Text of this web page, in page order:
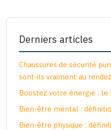
Derniers articles
Chaussures de sécurité
sont-ils vraiment au
Boostez votre énergie : le
Bien-être mental :
Bien-être physique :